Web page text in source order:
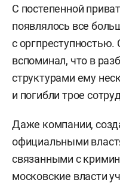
С постепенной
появлялось все
с оргпреступностью.
вспоминал, что в
структурами ему
и погибли трое
Даже компании,
официальными
связанными с
московские власти